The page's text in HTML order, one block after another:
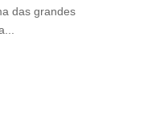
das grandes